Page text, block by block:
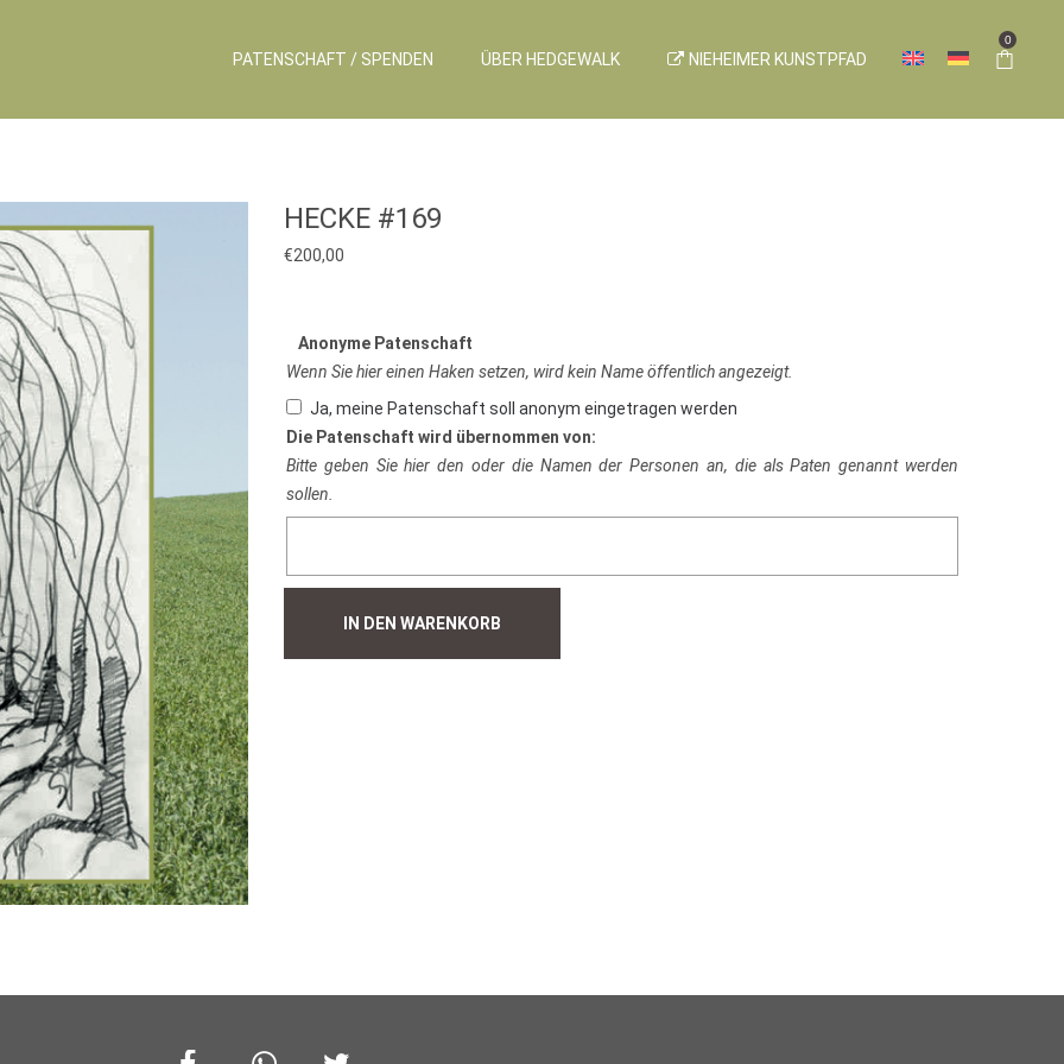
PATENSCHAFT / SPENDEN ÜBER HEDGEWALK NIEHEIMER KUNSTPFAD
0
HECKE #169
€200,00
Anonyme Patenschaft
Wenn Sie hier einen Haken setzen, wird kein Name öffentlich angezeigt.
Ja, meine Patenschaft soll anonym eingetragen werden
Die Patenschaft wird übernommen von:
Bitte geben Sie hier den oder die Namen der Personen an, die als Paten genannt werden
sollen.
Menge
IN DEN WARENKORB